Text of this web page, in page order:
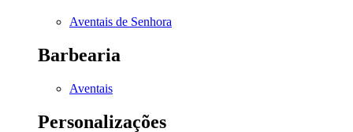
Aventais de Senhora
Barbearia
Aventais
Personalizações